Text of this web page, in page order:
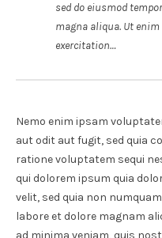
sed do eiusmod
magna aliqua. Ut
exercitation…
Nemo enim ipsam
aut odit aut fugit, sed quia
ratione voluptatem sequi
qui dolorem ipsum quia
velit, sed quia non
labore et dolore magnam